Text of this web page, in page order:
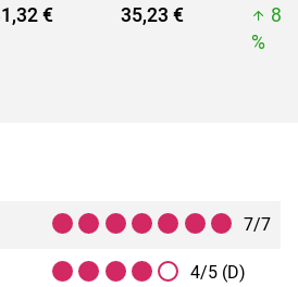
€ 35,23 €
%
7/7
4/5 (D)